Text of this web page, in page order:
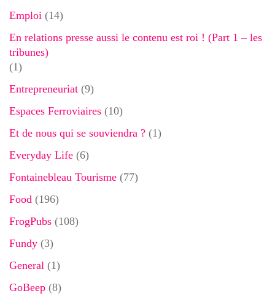
Emploi (14)
En relations presse aussi le contenu est roi ! (Part 1 – les
tribunes)
(1)
Entrepreneuriat (9)
Espaces Ferroviaires (10)
Et de nous qui se souviendra ? (1)
Everyday Life (6)
Fontainebleau Tourisme (77)
Food (196)
FrogPubs (108)
Fundy (3)
General (1)
GoBeep (8)